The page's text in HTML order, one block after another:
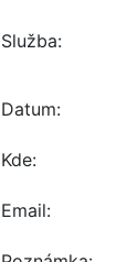
Služba
Datum
Kde
Email